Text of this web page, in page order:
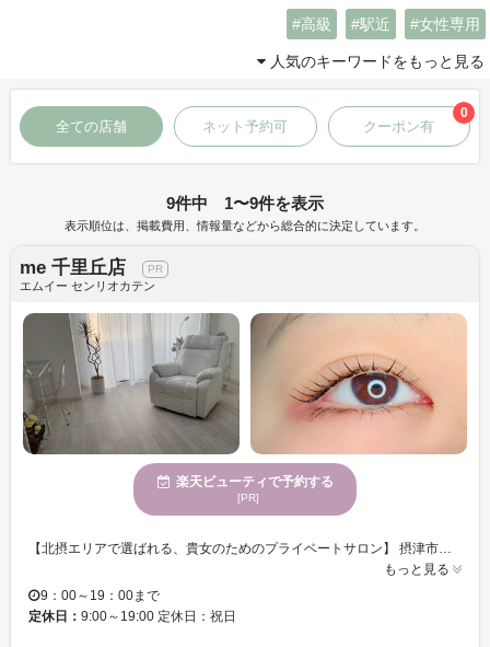
高級 駅近 女性専用
人気のキーワードをもっと見る
全ての店舗 ネット予約可 クーポン有
0
9件中 1〜9件を表示
表示順位は、掲載費用、情報量などから総合的に決定しています。
me 千里丘店
エムイー センリオカテン
楽天ビューティで予約する
[PR]
【北摂エリアで選ばれる、貴女のためのプライベートサロン】 摂津市・吹田・茨木・高槻・岸辺エリアから好アクセス。 「自分に似合うデザインがわからない」「すぐ取れてしまう」そんなお悩みはありませんか？ ■当サロンのこだわり 1. 圧倒的な高持続と軽さ フラットラッシュや最新のLEDマツエクを導入。付けていることを忘れるほどの軽さと、忙しいママさんにも嬉しい「持ちの良さ」を実現します。 2. 黄金比を叶える似合わせデザイン パリジェンヌラッシュリフトやまつげパーマ（上下）で、瞳を一番美しく見せる角度を提案。アイブロウ（眉・まゆ）メニューとのセットで、お顔全体の清潔感を一気に引き上げます。 3. 安心の完全個室 ベビーカー入店もOK！周りを気にせず、ラッシュアディクトやエグータムでの美容液ケア相談も可能です。 ボリュームラッシュ、シングル、束感まつ毛、韓国風デザインまで幅広く対応。丁寧なカウンセリングで、理想以上の目元をお約束します。
もっと見る
9：00～19：00まで
定休日： 9:00～19:00 定休日：祝日